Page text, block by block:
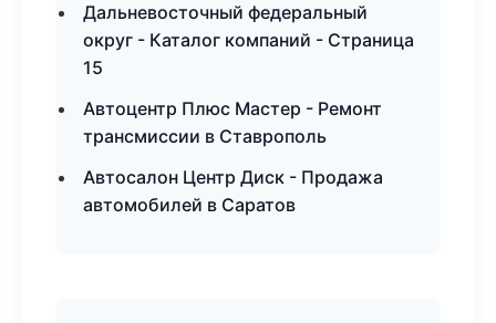
Дальневосточный федеральный
округ - Каталог компаний - Страница
15
Автоцентр Плюс Мастер - Ремонт
трансмиссии в Ставрополь
Автосалон Центр Диск - Продажа
автомобилей в Саратов